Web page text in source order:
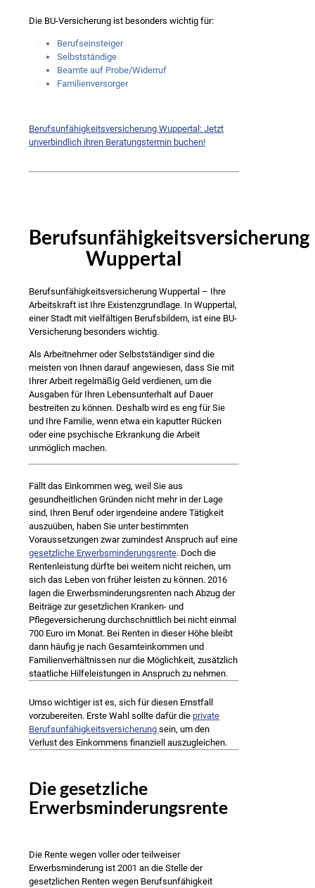
Die BU-Versicherung ist besonders wichtig für:
Berufseinsteiger
Selbstständige
Beamte auf Probe/Widerruf
Familienversorger
Berufsunfähigkeitsversicherung Wuppertal: Jetzt
unverbindlich ihren Beratungstermin buchen!
Berufsunfähigkeitsversicherung
Wuppertal
Berufsunfähigkeitsversicherung Wuppertal – Ihre
Arbeitskraft ist Ihre Existenzgrundlage. In Wuppertal,
einer Stadt mit vielfältigen Berufsbildern, ist eine BU-
Versicherung besonders wichtig.
Als Arbeitnehmer oder Selbstständiger sind die
meisten von Ihnen darauf angewiesen, dass Sie mit
Ihrer Arbeit regelmäßig Geld verdienen, um die
Ausgaben für Ihren Lebensunterhalt auf Dauer
bestreiten zu können. Deshalb wird es eng für Sie
und Ihre Familie, wenn etwa ein kaputter Rücken
oder eine psychische Erkrankung die Arbeit
unmöglich machen.
Fällt das Einkommen weg, weil Sie aus
gesundheitlichen Gründen nicht mehr in der Lage
sind, Ihren Beruf oder irgendeine andere Tätigkeit
auszuüben, haben Sie unter bestimmten
Voraussetzungen zwar zumindest Anspruch auf eine
gesetzliche Erwerbsminderungsrente. Doch die
Rentenleistung dürfte bei weitem nicht reichen, um
sich das Leben von früher leisten zu können. 2016
lagen die Erwerbsminderungsrenten nach Abzug der
Beiträge zur gesetzlichen Kranken- und
Pflegeversicherung durchschnittlich bei nicht einmal
700 Euro im Monat. Bei Renten in dieser Höhe bleibt
dann häufig je nach Gesamteinkommen und
Familienverhältnissen nur die Möglichkeit, zusätzlich
staatliche Hilfeleistungen in Anspruch zu nehmen.
Umso wichtiger ist es, sich für diesen Ernstfall
vorzubereiten. Erste Wahl sollte dafür die private
Berufsunfähigkeitsversicherung sein, um den
Verlust des Einkommens finanziell auszugleichen.
Die gesetzliche
Erwerbsminderungsrente
Die Rente wegen voller oder teilweiser
Erwerbsminderung ist 2001 an die Stelle der
gesetzlichen Renten wegen Berufsunfähigkeit